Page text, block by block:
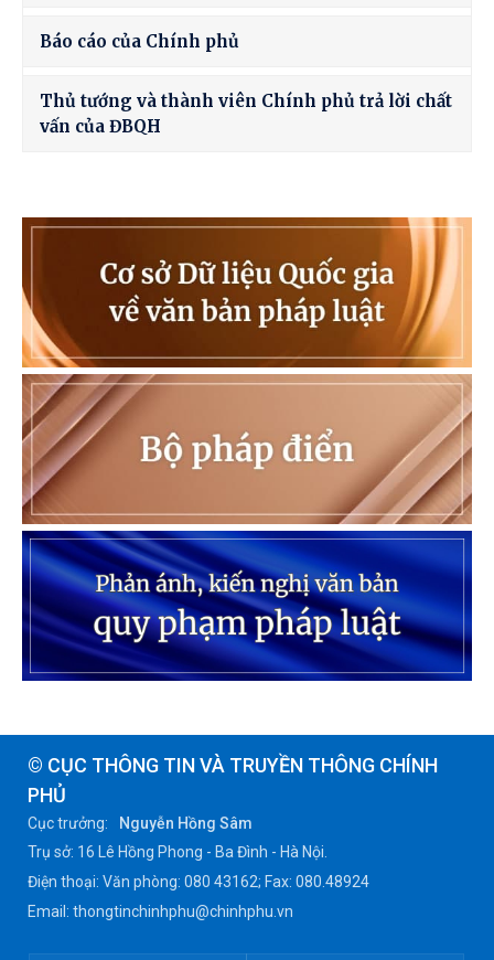
Báo cáo của Chính phủ
Thủ tướng và thành viên Chính phủ trả lời chất
vấn của ĐBQH
© CỤC THÔNG TIN VÀ TRUYỀN THÔNG CHÍNH
PHỦ
Cục trưởng:
Nguyễn Hồng Sâm
Trụ sở: 16 Lê Hồng Phong - Ba Đình - Hà Nội.
Điện thoại: Văn phòng: 080 43162; Fax: 080.48924
Email: thongtinchinhphu@chinhphu.vn